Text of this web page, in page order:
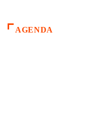
AGENDA